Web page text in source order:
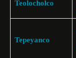
Teolocholco
Tepeyanco